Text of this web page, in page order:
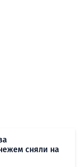
сняли на